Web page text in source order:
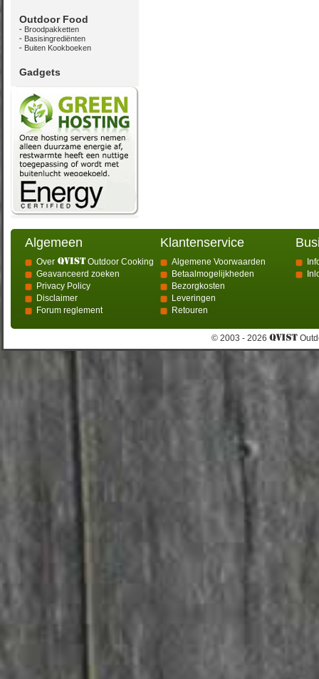
Outdoor Food
Broodpakketten
Basisingrediënten
Buiten Kookboeken
Gadgets
Algemeen
Over
Outdoor Cooking
Geavanceerd zoeken
Privacy Policy
Disclaimer
Forum reglement
Klantenservice
Algemene Voorwaarden
Betaalmogelijkheden
Bezorgkosten
Leveringen
Retouren
© 2003 - 2026